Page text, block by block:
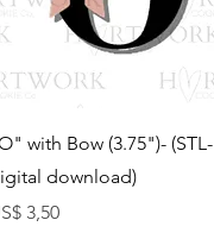
Visualização rápida
with Bow (3.75")- (STL-
download)
3,50